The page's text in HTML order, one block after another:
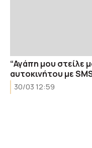
“Αγάπη μου στείλε
αυτοκινήτου με
30/03 12:59